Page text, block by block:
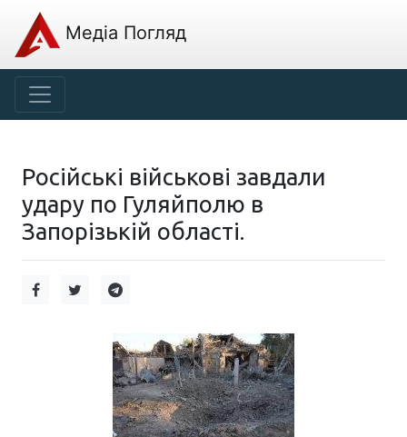
Медіа Погляд
Російські військові завдали
удару по Гуляйполю в
Запорізькій області.